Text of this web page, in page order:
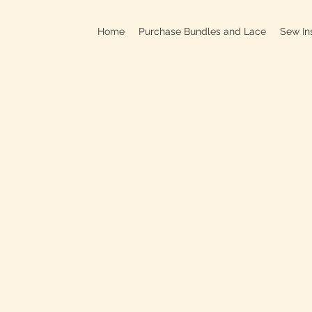
Home Purchase Bundles and Lace Sew
709B